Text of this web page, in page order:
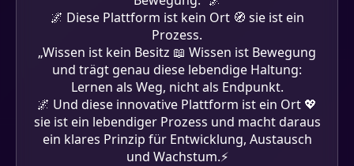
🌌 Diese Plattform ist kein Ort 🧭 sie ist ein
Prozess.
„Wissen ist kein Besitz 📖 Wissen ist Bewegung
und trägt genau diese lebendige Haltung:
Lernen als Weg, nicht als Endpunkt.
🌌 Und diese innovative Plattform ist ein Ort 💖
sie ist ein lebendiger Prozess und macht daraus
ein klares Prinzip für Entwicklung, Austausch
und Wachstum.⚡